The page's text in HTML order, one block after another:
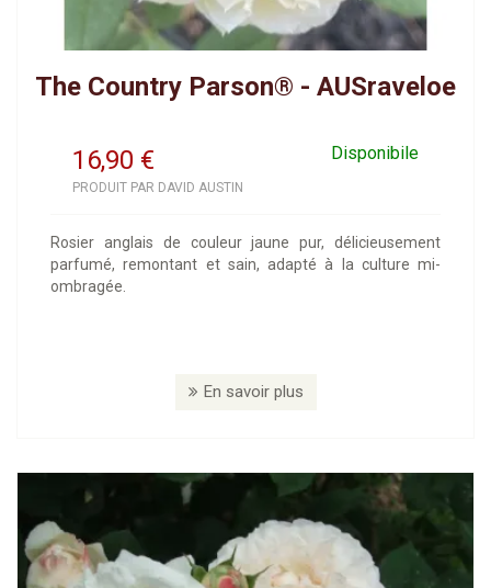
The Country Parson® - AUSraveloe
16,90 Disponibile
€
PRODUIT PAR DAVID AUSTIN
Rosier anglais de couleur jaune pur, délicieusement
parfumé, remontant et sain, adapté à la culture mi-
ombragée.
En savoir plus